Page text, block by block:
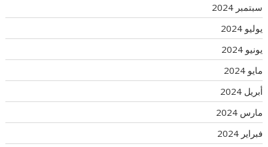
سبتمبر 2024
يوليو 2024
يونيو 2024
مايو 2024
أبريل 2024
مارس 2024
فبراير 2024